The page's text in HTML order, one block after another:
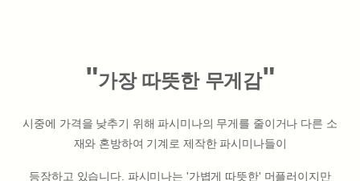
"가장 따뜻한 무게감"
시중에 가격을 낮추기 위해 파시미나의 무게를 줄이거나 다른 소
재와 혼방하여 기계로 제작한 파시미나들이
등장하고 있습니다. 파시미나는 '가볍게 따뜻한' 머플러이지만